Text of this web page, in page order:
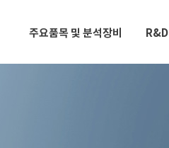
주요품목 및 분석장비 R&D